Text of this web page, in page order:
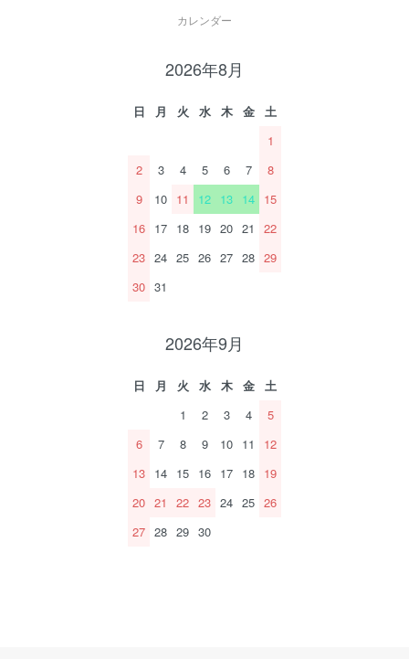
カレンダー
2026年8月
日 月 火 水 木 金
土
1
2
3 4 5 6 7
8
9
10 11 12 13 14 15
16 17 18 19 20 21
22
23 24 25 26 27 28 29
30 31
2026年9月
日 月 火 水 木 金
土
1
2 3 4
5
6
7 8 9 10 11
12
13 14 15 16 17 18 19
20 21 22 23 24 25 26
27 28 29 30